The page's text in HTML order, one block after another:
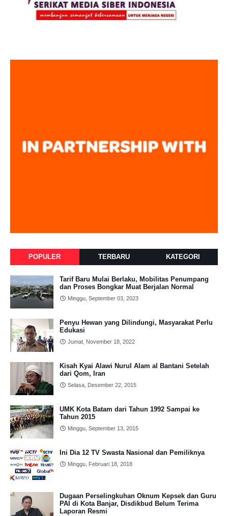
POPULER TERBARU KATEGORI
Tarif Baru Mulai Berlaku, Mobilitas Penumpang
dan Proses Bongkar Muat Berjalan Normal
Minggu, September 03, 2023
Penyu Hewan yang Dilindungi, Masyarakat Perlu
Edukasi
Jumat, November 18, 2022
Kisah Kyai Alawi Nurul Alam al Bantani Setelah
dari Qom, Iran
Selasa, Desember 22, 2015
UMK Kota Batam dari Tahun 1992 Sampai ke
Tahun 2015
Minggu, September 13, 2015
Ini Dia 12 TV Swasta Nasional dan Pemiliknya
Minggu, Februari 18, 2018
Dugaan Perselingkuhan Oknum Kepsek dan Guru
PAI di Kota Banjar, Disdikbud Belum Terima
Laporan Resmi